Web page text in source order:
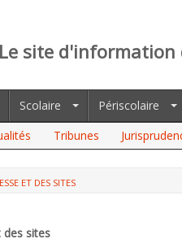
Le site d'information
Scolaire Périscolaire
Tribunes
ET DES SITES
des sites